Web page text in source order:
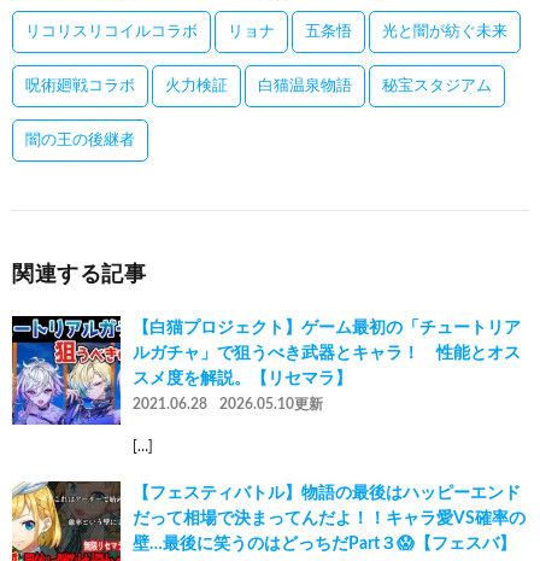
リコリスリコイルコラボ リョナ 五条悟 光と闇が紡ぐ未来
呪術廻戦コラボ 火力検証 白猫温泉物語 秘宝スタジアム
闇の王の後継者
関連する記事
【白猫プロジェクト】ゲーム最初の「チュートリア
ルガチャ」で狙うべき武器とキャラ！ 性能とオス
スメ度を解説。【リセマラ】
2021.06.28 2026.05.10更新
[…]
【フェスティバトル】物語の最後はハッピーエンド
だって相場で決まってんだよ！！キャラ愛VS確率の
壁…最後に笑うのはどっちだPart３😱【フェスバ】